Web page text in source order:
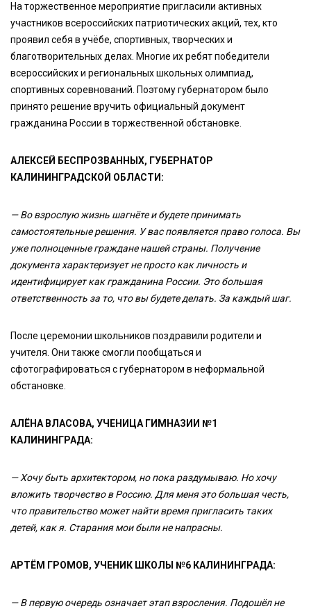
На торжественное мероприятие пригласили активных
участников всероссийских патриотических акций, тех, кто
проявил себя в учёбе, спортивных, творческих и
благотворительных делах. Многие их ребят победители
всероссийских и региональных школьных олимпиад,
спортивных соревнований. Поэтому губернатором было
принято решение вручить официальный документ
гражданина России в торжественной обстановке.
АЛЕКСЕЙ БЕСПРОЗВАННЫХ, ГУБЕРНАТОР
КАЛИНИНГРАДСКОЙ ОБЛАСТИ:
— Во взрослую жизнь шагнёте и будете принимать
самостоятельные решения. У вас появляется право голоса. Вы
уже полноценные граждане нашей страны. Получение
документа характеризует не просто как личность и
идентифицирует как гражданина России. Это большая
ответственность за то, что вы будете делать. За каждый шаг.
После церемонии школьников поздравили родители и
учителя. Они также смогли пообщаться и
сфотографироваться с губернатором в неформальной
обстановке.
АЛЁНА ВЛАСОВА, УЧЕНИЦА ГИМНАЗИИ №1
КАЛИНИНГРАДА:
— Хочу быть архитектором, но пока раздумываю. Но хочу
вложить творчество в Россию. Для меня это большая честь,
что правительство может найти время пригласить таких
детей, как я. Старания мои были не напрасны.
АРТЁМ ГРОМОВ, УЧЕНИК ШКОЛЫ №6 КАЛИНИНГРАДА:
— В первую очередь означает этап взросления. Подошёл не